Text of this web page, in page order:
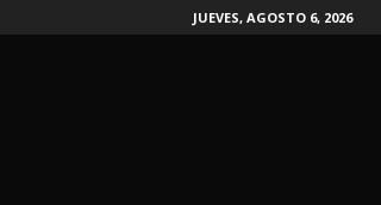
JUEVES, AGOSTO 6, 2026